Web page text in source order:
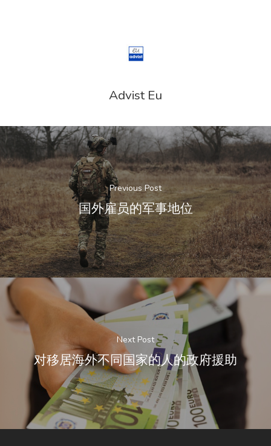
Advist Eu
Previous Post
国外雇员的军事地位
Next Post
对移居海外不同国家的人的政府援助